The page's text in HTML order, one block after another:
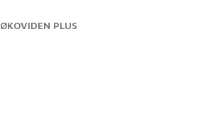
ØKOVIDEN PLUS